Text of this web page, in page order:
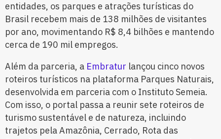
entidades, os parques e atrações turísticas do
Brasil recebem mais de 138 milhões de visitantes
por ano, movimentando R$ 8,4 bilhões e mantendo
cerca de 190 mil empregos.
Além da parceria, a Embratur lançou cinco novos
roteiros turísticos na plataforma Parques Naturais,
desenvolvida em parceria com o Instituto Semeia.
Com isso, o portal passa a reunir sete roteiros de
turismo sustentável e de natureza, incluindo
trajetos pela Amazônia, Cerrado, Rota das